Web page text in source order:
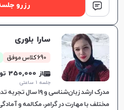
رزرو
سارا بلوری
690 کلاس موفق
از 350,000 تومان
جلسه ۱ ساعتی
مدرک ارشد
مختلف با مهارت در گرامر، مکالمه و